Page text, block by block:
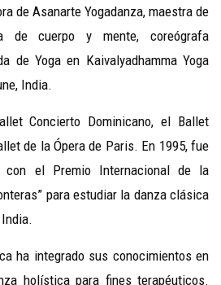
de Asanarte Yogadanza, maestra de
de cuerpo y mente, coreógrafa
de Yoga en Kaivalyadhamma Yoga
India.
Concierto Dominicano, el Ballet
de la Ópera de Paris. En 1995, fue
con el Premio Internacional de la
para estudiar la danza clásica
ha integrado sus conocimientos en
holística para fines terapéuticos.